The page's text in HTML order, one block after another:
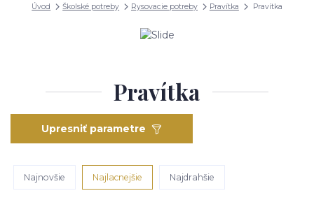
Úvod Školské potreby Rysovacie potreby Pravítka Pravítka
Pravítka
Upresniť parametre
Najnovšie Najlacnejšie Najdrahšie